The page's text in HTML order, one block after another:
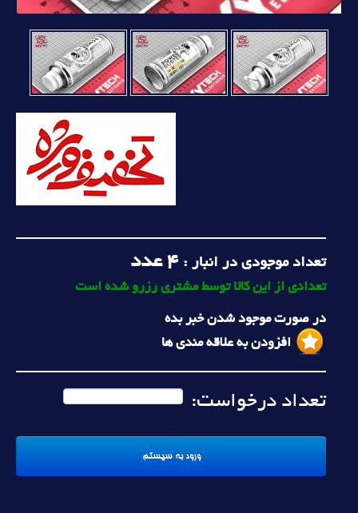
تعداد موجودی در انبار :4 عدد
تعدادی از این کالا توسط مشتری رزرو شده است
در صورت موجود شدن خبر بده
افزودن به علاقه مندی ها
تعداد درخواست: